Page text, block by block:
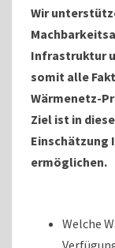
Wir
Infrastruktur
somit alle
Wärmenetz-
Ziel ist in
Einschätzung
ermöglichen.
Welche